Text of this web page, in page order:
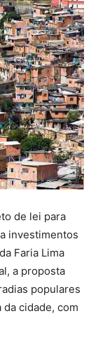
de lei para
investimentos
Faria Lima
a proposta
populares
cidade, com